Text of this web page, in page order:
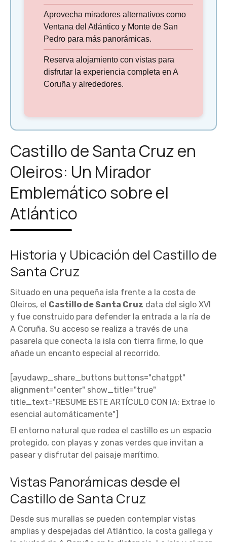
Aprovecha miradores alternativos como
Ventana del Atlántico y Monte de San
Pedro para más panorámicas.
Reserva alojamiento con vistas para
disfrutar la experiencia completa en A
Coruña y alrededores.
Castillo de Santa Cruz en
Oleiros: Un Mirador
Emblemático sobre el
Atlántico
Historia y Ubicación del Castillo de
Santa Cruz
Situado en una pequeña isla frente a la costa de
Oleiros, el Castillo de Santa Cruz data del siglo XVI
y fue construido para defender la entrada a la ría de
A Coruña. Su acceso se realiza a través de una
pasarela que conecta la isla con tierra firme, lo que
añade un encanto especial al recorrido.
[ayudawp_share_buttons buttons="chatgpt"
alignment="center" show_title="true"
title_text="RESUME ESTE ARTÍCULO CON IA: Extrae lo
esencial automáticamente"]
El entorno natural que rodea el castillo es un espacio
protegido, con playas y zonas verdes que invitan a
pasear y disfrutar del paisaje marítimo.
Vistas Panorámicas desde el
Castillo de Santa Cruz
Desde sus murallas se pueden contemplar vistas
amplias y despejadas del Atlántico, la costa gallega y